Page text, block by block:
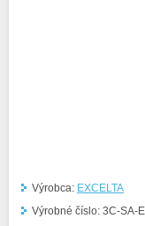
Výrobca: EXCELTA
Výrobné číslo: 3C-SA-